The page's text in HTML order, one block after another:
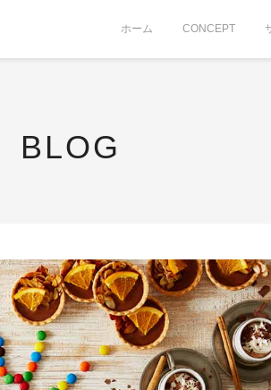
ホーム CONCEPT
BLOG